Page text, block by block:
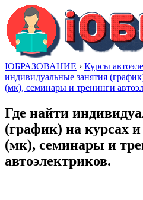
IОБРАЗОВАНИЕ › Курсы
индивидуальные занятия
(мк), семинары и тренинги
Где найти
(график) на курсах
(мк), семинары и
автоэлектриков.